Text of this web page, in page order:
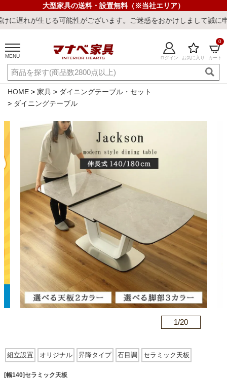
大型家具の送料・設置無料（※当社エリア）
がございます。ご迷惑をおかけしまして誠に申し訳ございません。
MENU ログイン お気に入り カート
0
ご利用ガイド 新規会員登録
店舗一覧 閲覧履歴
よくある質問
キーワード・商品番号で探す
最短発送 冷感ラグ ウィルトンラ
カテゴリから探す
ソファ
ダイニングテーブル・セット
HOME 家具
ダイニングテーブル・セット
ダイニングテーブル
1/20
組立設置 オリジナル 昇降タイプ 石目調 セラミック天板
スクエア型
[幅140]セラミック天板